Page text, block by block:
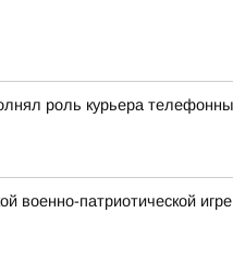
роль курьера
военно-патриотической